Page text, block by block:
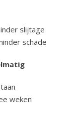
slijtage
schade
weken